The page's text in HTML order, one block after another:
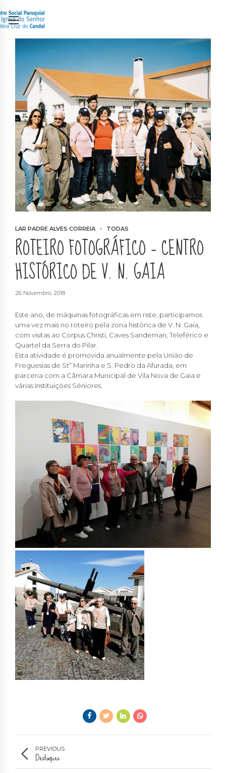
LAR PADRE ALVES CORREIA TODAS
ROTEIRO FOTOGRÁFICO – CENTRO
HISTÓRICO DE V. N. GAIA
26 Novembro, 2018
Este ano, de máquinas fotográficas em riste, participamos
uma vez mais no roteiro pela zona histórica de V. N. Gaia,
com visitas ao Corpus Christi, Caves Sandeman, Teleférico e
Quartel da Serra do Pilar.
Esta atividade é promovida anualmente pela União de
Freguesias de Stª Marinha e S. Pedro da Afurada, em
parceria com a Câmara Municipal de Vila Nova de Gaia e
várias Instituições Séniores.
PREVIOUS
Destaques